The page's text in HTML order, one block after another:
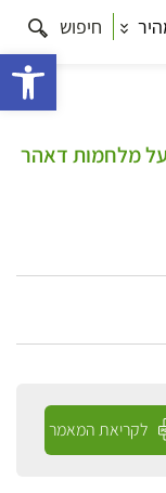
חיפוש
על מלחמות דאהר
לקריאת המאמר